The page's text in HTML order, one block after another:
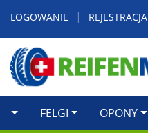
LOGOWANIE | REJESTRACJA
FELGI OPONY